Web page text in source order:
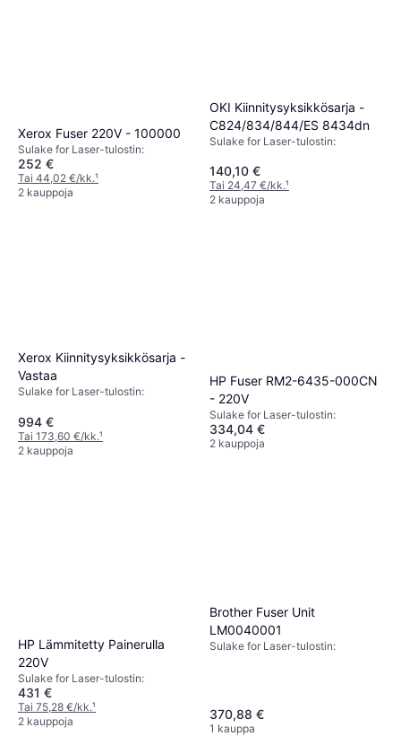
Xerox Fuser 220V - 100000
Sulake for Laser-tulostin:
252 €
Tai 44,02 €/kk.¹
2 kauppoja
OKI Kiinnitysyksikkösarja -
C824/834/844/ES 8434dn
Sulake for Laser-tulostin:
140,10 €
Tai 24,47 €/kk.¹
2 kauppoja
Xerox Kiinnitysyksikkösarja -
Vastaa
Sulake for Laser-tulostin:
994 €
Tai 173,60 €/kk.¹
2 kauppoja
HP Fuser RM2-6435-000CN
- 220V
Sulake for Laser-tulostin:
334,04 €
2 kauppoja
HP Lämmitetty Painerulla
220V
Sulake for Laser-tulostin:
431 €
Tai 75,28 €/kk.¹
2 kauppoja
Brother Fuser Unit
LM0040001
Sulake for Laser-tulostin:
370,88 €
1 kauppa